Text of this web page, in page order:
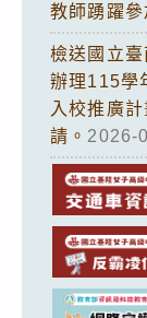
教師踴躍參
檢送國立
辦理115學
入校推廣
請。 2026-